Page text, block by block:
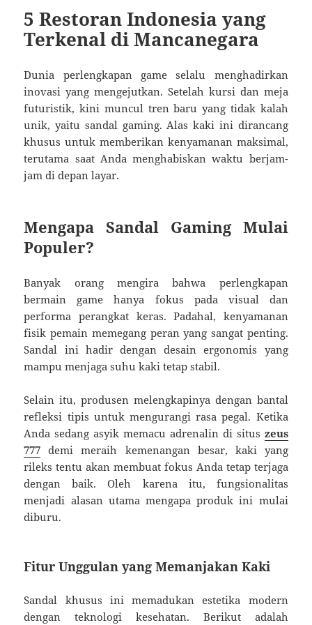
5 Restoran Indonesia yang
Terkenal di Mancanegara
Dunia perlengkapan game selalu menghadirkan
inovasi yang mengejutkan. Setelah kursi dan meja
futuristik, kini muncul tren baru yang tidak kalah
unik, yaitu sandal gaming. Alas kaki ini dirancang
khusus untuk memberikan kenyamanan maksimal,
terutama saat Anda menghabiskan waktu berjam-
jam di depan layar.
Mengapa Sandal Gaming Mulai
Populer?
Banyak orang mengira bahwa perlengkapan
bermain game hanya fokus pada visual dan
performa perangkat keras. Padahal, kenyamanan
fisik pemain memegang peran yang sangat penting.
Sandal ini hadir dengan desain ergonomis yang
mampu menjaga suhu kaki tetap stabil.
Selain itu, produsen melengkapinya dengan bantal
refleksi tipis untuk mengurangi rasa pegal. Ketika
Anda sedang asyik memacu adrenalin di situs zeus
777 demi meraih kemenangan besar, kaki yang
rileks tentu akan membuat fokus Anda tetap terjaga
dengan baik. Oleh karena itu, fungsionalitas
menjadi alasan utama mengapa produk ini mulai
diburu.
Fitur Unggulan yang Memanjakan Kaki
Sandal khusus ini memadukan estetika modern
dengan teknologi kesehatan. Berikut adalah